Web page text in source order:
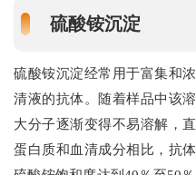
硫酸铵沉淀
硫酸铵沉淀经常用于富集和
清液的抗体。随着样品中该
大分子逐渐变得不易溶解，
蛋白质和血清成分相比，抗